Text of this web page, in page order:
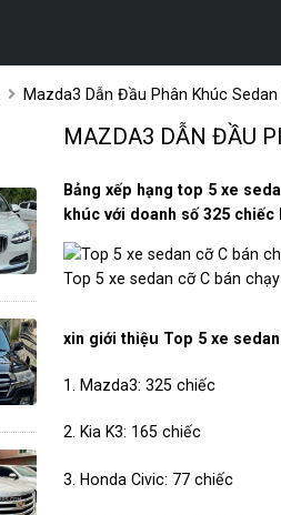
Mazda3 Dẫn Đầu Phân Khúc
MAZDA3 DẪN ĐẦU
Bảng xếp hạng top 5 xe
khúc với doanh số 325
Top 5 xe sedan cỡ C bán
xin giới thiệu Top 5 xe
1. Mazda3: 325 chiếc
2. Kia K3: 165 chiếc
3. Honda Civic: 77 chiếc